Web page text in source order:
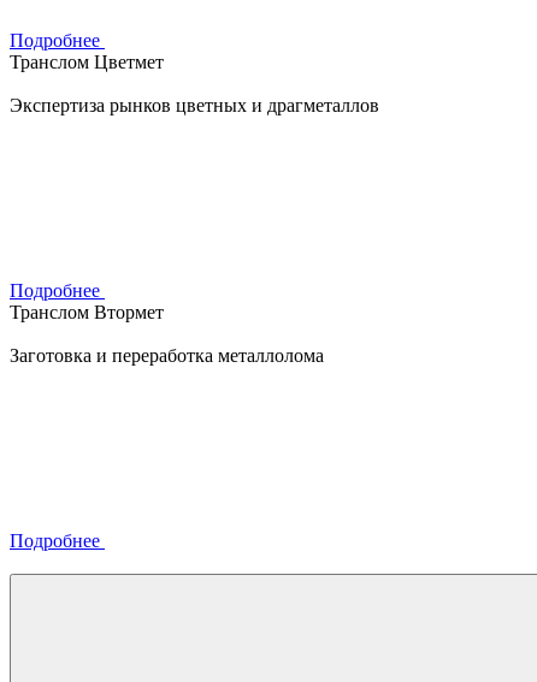
Подробнее
Транслом Цветмет
Экспертиза рынков цветных и драгметаллов
Подробнее
Транслом Втормет
Заготовка и переработка металлолома
Подробнее